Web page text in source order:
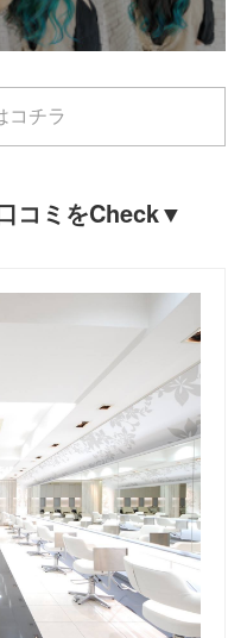
コチラ
コミをCheck▼